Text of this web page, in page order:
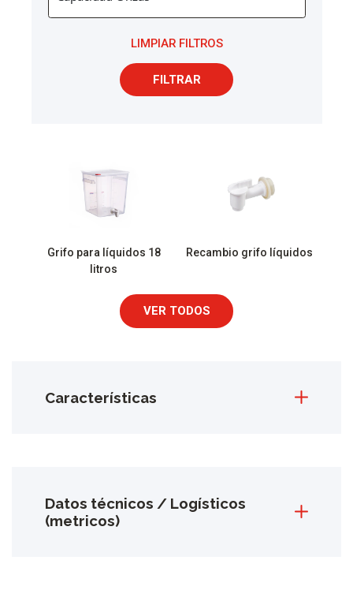
LIMPIAR FILTROS
FILTRAR
Grifo para líquidos 18
litros
Recambio grifo líquidos
VER TODOS
Características
Datos técnicos / Logísticos
(metricos)